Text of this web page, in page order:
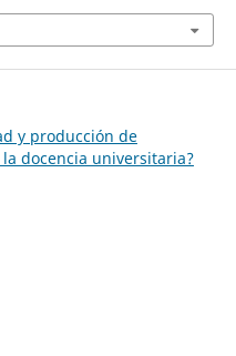
y producción de
docencia universitaria?